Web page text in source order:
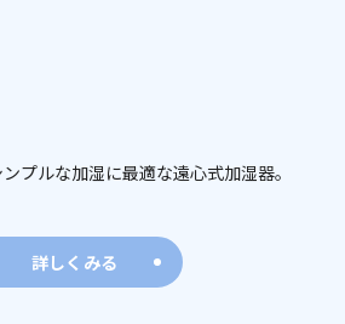
プルな加湿に最適な遠心式加湿器。
詳しくみる